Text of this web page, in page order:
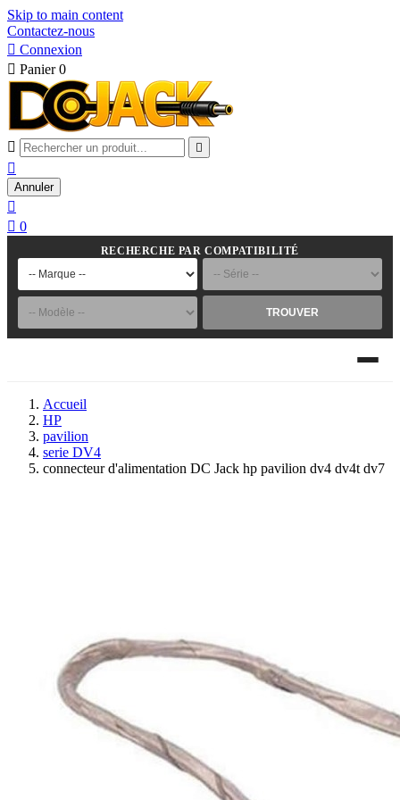
Skip to main content
Contactez-nous
 Connexion
 Panier 0
 

Annuler

 0
RECHERCHE PAR COMPATIBILITÉ
TROUVER
Accueil
HP
pavilion
serie DV4
connecteur d'alimentation DC Jack hp pavilion dv4 dv4t dv7